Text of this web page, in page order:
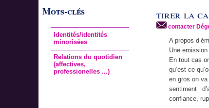
Mots-clés
Identités/identités
minorisées
Relations du quotidien
(affectives,
professionelles ...)
tirer la
contacter
A propos
Une
En tout cas
qu’est ce
en gros on
sentiment
confiance,